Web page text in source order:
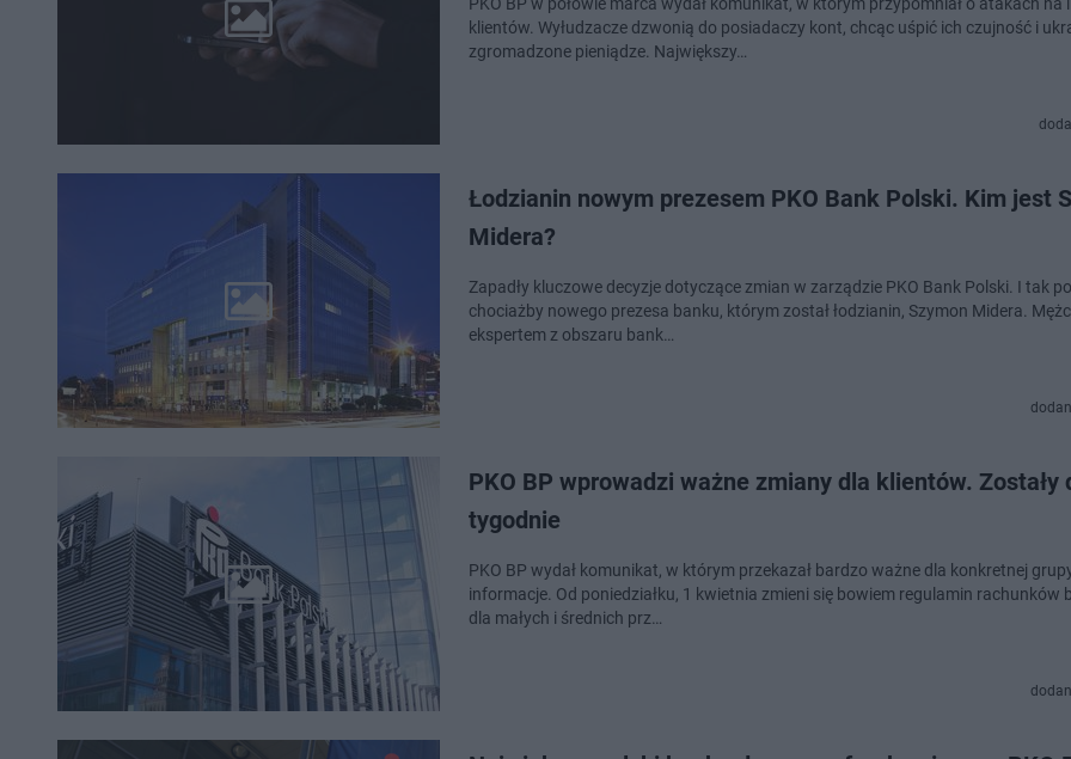
klientów. Wyłudzacze dzwonią do posiadaczy kont, chcąc uśpić ich czujność i
zgromadzone pieniądze. Największy…
Łodzianin nowym prezesem PKO Bank Polski. Kim jest
Midera?
Zapadły kluczowe decyzje dotyczące zmian w zarządzie PKO Bank Polski. I tak
chociażby nowego prezesa banku, którym został łodzianin, Szymon Midera. Mężczyzna jest
ekspertem z obszaru bank…
PKO BP wprowadzi ważne zmiany dla klientów. Zostały
tygodnie
PKO BP wydał komunikat, w którym przekazał bardzo ważne dla konkretnej
informacje. Od poniedziałku, 1 kwietnia zmieni się bowiem regulamin rachunków
dla małych i średnich prz…